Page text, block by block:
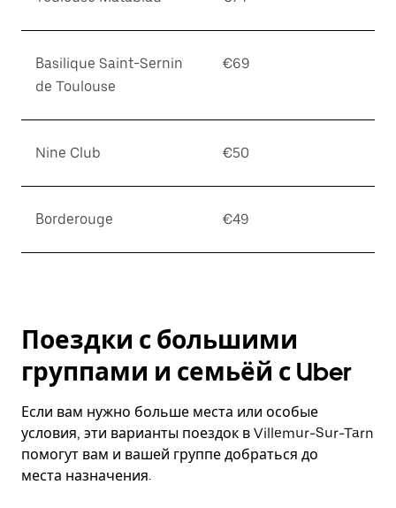
Basilique Saint-Sernin
de Toulouse
€69
Nine Club €50
Borderouge €49
Поездки с большими
группами и семьёй с Uber
Если вам нужно больше места или особые
условия, эти варианты поездок в Villemur-Sur-Tarn
помогут вам и вашей группе добраться до
места назначения.